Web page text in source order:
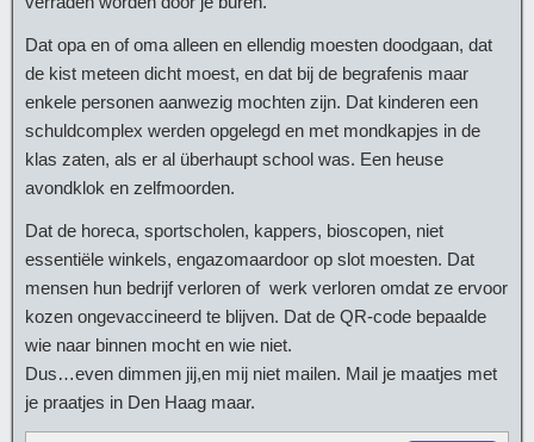
Dat opa en of oma alleen en ellendig moesten doodgaan, dat
de kist meteen dicht moest, en dat bij de begrafenis maar
enkele personen aanwezig mochten zijn. Dat kinderen een
schuldcomplex werden opgelegd en met mondkapjes in de
klas zaten, als er al überhaupt school was. Een heuse
avondklok en zelfmoorden.
Dat de horeca, sportscholen, kappers, bioscopen, niet
essentiële winkels, engazomaardoor op slot moesten. Dat
mensen hun bedrijf verloren of werk verloren omdat ze ervoor
kozen ongevaccineerd te blijven. Dat de QR-code bepaalde
wie naar binnen mocht en wie niet.
Dus…even dimmen jij,en mij niet mailen. Mail je maatjes met
je praatjes in Den Haag maar.